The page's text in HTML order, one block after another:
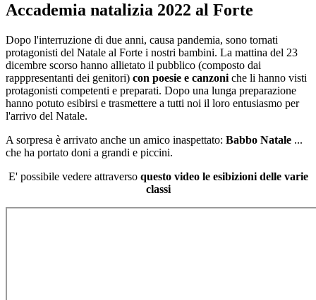
Accademia natalizia 2022 al Forte
Dopo l'interruzione di due anni, causa pandemia, sono tornati
protagonisti del Natale al Forte i nostri bambini. La mattina del 23
dicembre scorso hanno allietato il pubblico (composto dai
rapppresentanti dei genitori) con poesie e canzoni che li hanno visti
protagonisti competenti e preparati. Dopo una lunga preparazione
hanno potuto esibirsi e trasmettere a tutti noi il loro entusiasmo per
l'arrivo del Natale.
A sorpresa è arrivato anche un amico inaspettato: Babbo Natale ...
che ha portato doni a grandi e piccini.
E' possibile vedere attraverso questo video le esibizioni delle varie
classi